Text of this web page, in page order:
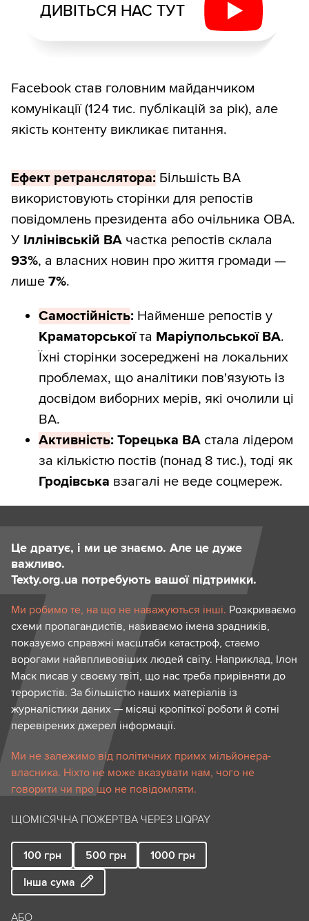
ДИВІТЬСЯ НАС ТУТ
Facebook став головним майданчиком
комунікації (124 тис. публікацій за рік), але
якість контенту викликає питання.
Ефект ретранслятора: Більшість ВА
використовують сторінки для репостів
повідомлень президента або очільника ОВА.
У Іллінівській ВА частка репостів склала
93%, а власних новин про життя громади —
лише 7%.
Самостійність: Найменше репостів у
Краматорськоїта Маріупольської ВА.
Їхні сторінки зосереджені на локальних
проблемах, що аналітики пов'язують із
досвідом виборних мерів, які очолили ці
ВА.
Активність: Торецька ВА стала лідером
за кількістю постів (понад 8 тис.), тоді як
Гродівська взагалі не веде соцмереж.
Це дратує, і ми це знаємо. Але це дуже
важливо.
Texty.org.ua потребують вашої підтримки.
Ми робимо те, на що не наважуються інші. Розкриваємо
схеми пропагандистів, називаємо імена зрадників,
показуємо справжні масштаби катастроф, стаємо
ворогами найвпливовіших людей світу. Наприклад, Ілон
Маск писав у своєму твіті, що нас треба прирівняти до
терористів. За більшістю наших матеріалів із
журналістики даних — місяці кропіткої роботи й сотні
перевірених джерел інформації.
Ми не залежимо від політичних примх мільйонера-
власника. Ніхто не може вказувати нам, чого не
говорити чи про що не повідомляти.
ЩОМІСЯЧНА ПОЖЕРТВА ЧЕРЕЗ LIQPAY
100 грн 500 грн 1000 грн
Інша сума
АБО